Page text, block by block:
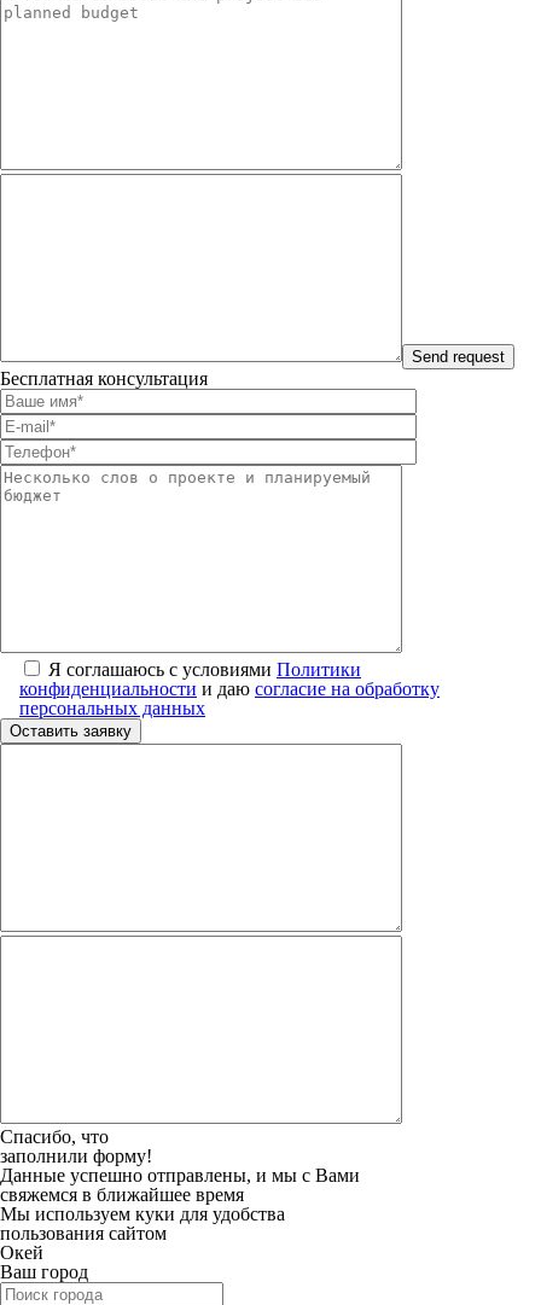
Бесплатная консультация
Я соглашаюсь с условиями Политики
конфиденциальности и даю согласие на обработку
персональных данных
Спасибо, что
заполнили форму!
Данные успешно отправлены, и мы с Вами
свяжемся в ближайшее время
Мы используем куки для удобства
пользования сайтом
Окей
Ваш город